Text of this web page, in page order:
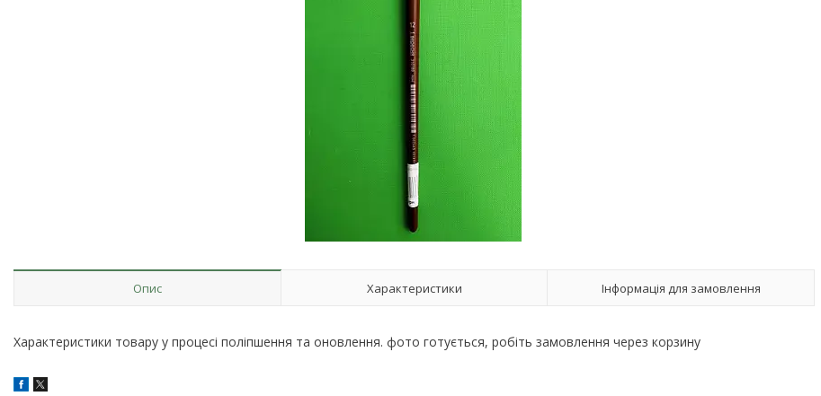
Опис Характеристики Інформація для замовлення
Характеристики товару у процесі поліпшення та оновлення. фото готується, робіть замовлення через корзину